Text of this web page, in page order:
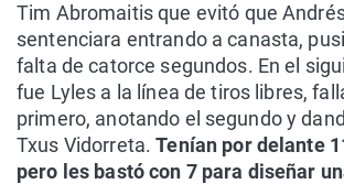
Tim Abromaitis que evitó que
sentenciara entrando a canasta,
falta de catorce segundos. En el
fue Lyles a la línea de tiros libres,
primero, anotando el segundo y
Txus Vidorreta.Tenían por delante
pero les bastó con 7 para diseñar